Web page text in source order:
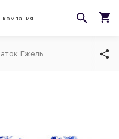
компания
Гжель